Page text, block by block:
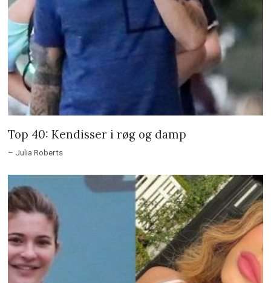
Top 40: Kendisser i røg og damp
– Julia Roberts